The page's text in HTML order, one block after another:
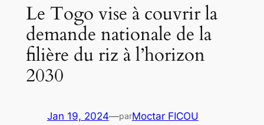
Le Togo vise à couvrir la
demande nationale de la
filière du riz à l’horizon
2030
Jan 19, 2024—parMoctar FICOU